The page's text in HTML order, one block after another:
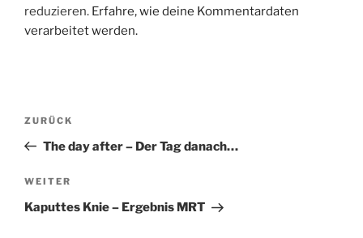
reduzieren. Erfahre, wie deine Kommentardaten
verarbeitet werden.
Beitragsnavigation
Vorheriger
Beitrag
ZURÜCK
The day after – Der Tag danach…
Nächster
Beitrag
WEITER
Kaputtes Knie – Ergebnis MRT